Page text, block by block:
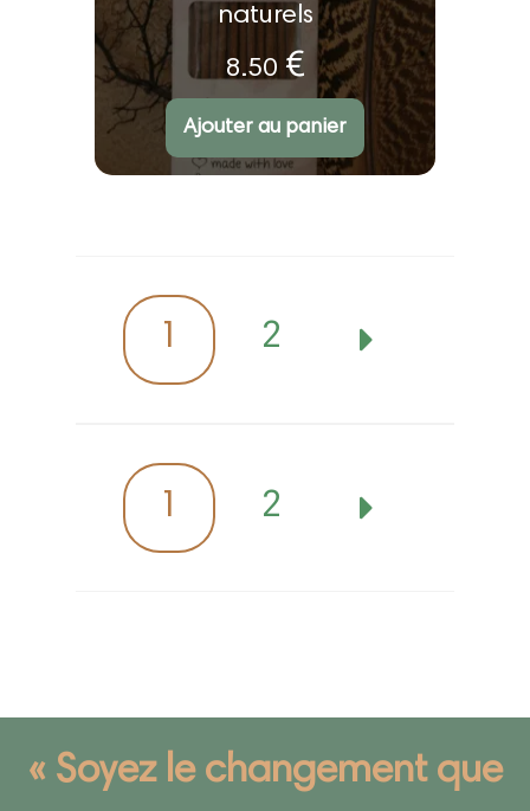
naturels
Note5.00
sur 5
8.50 €
Ajouter au panier
1 2
1 2
« Soyez le changement que